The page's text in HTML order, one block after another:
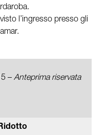
l’ingresso presso gli
– Anteprima riservata